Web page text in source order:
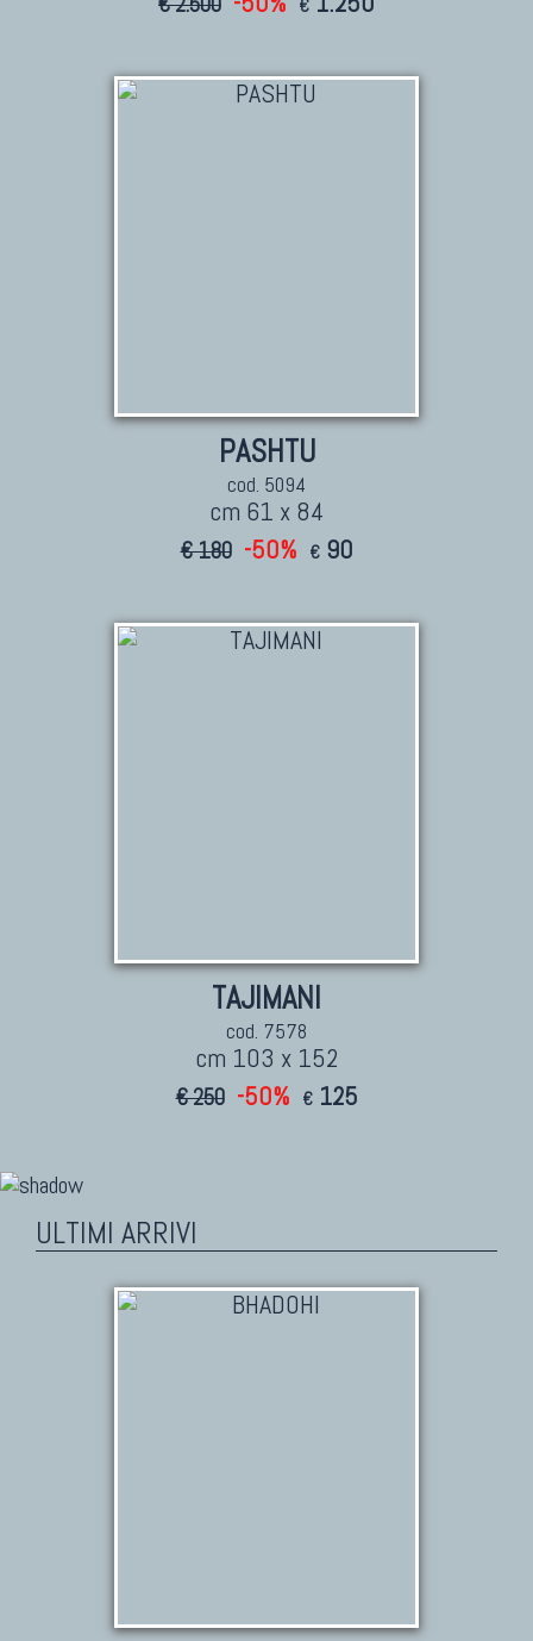
€
PASHTU
cod. 5094
cm 61 x 84
€ 180 -50% € 90
TAJIMANI
cod. 7578
cm 103 x 152
€ 250 -50% € 125
ULTIMI ARRIVI